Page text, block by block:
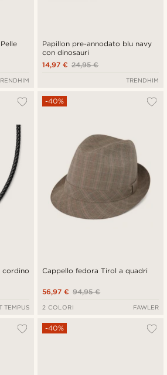
Papillon pre-annodato blu navy
con dinosauri
24,95 €
14,97 €
TRENDHIM
cordino
TEMPUS
Cappello fedora Tirol a quadri
-40%
94,95 €
56,97 €
2 COLORI FAWLER
-40%